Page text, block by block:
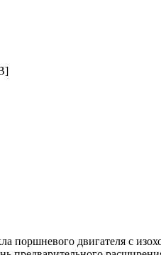
поршневого двигателя с